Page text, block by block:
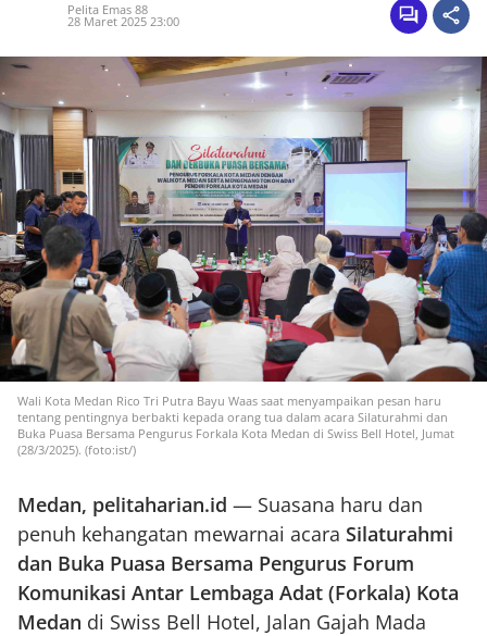
Pelita Emas 88
28 Maret 2025 23:00
Wali Kota Medan Rico Tri Putra Bayu Waas saat menyampaikan pesan haru
tentang pentingnya berbakti kepada orang tua dalam acara Silaturahmi dan
Buka Puasa Bersama Pengurus Forkala Kota Medan di Swiss Bell Hotel, Jumat
(28/3/2025). (foto:ist/)
Medan, pelitaharian.id — Suasana haru dan
penuh kehangatan mewarnai acara Silaturahmi
dan Buka Puasa Bersama Pengurus Forum
Komunikasi Antar Lembaga Adat (Forkala) Kota
Medan di Swiss Bell Hotel, Jalan Gajah Mada